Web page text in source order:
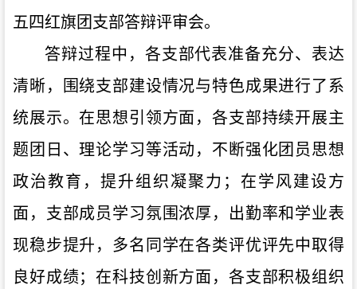
五四红旗团支部答辩评审会。
答辩过程中，各支部代表准备充分、表达
清晰，围绕支部建设情况与特色成果进行了系
统展示。在思想引领方面，各支部持续开展主
题团日、理论学习等活动，不断强化团员思想
政治教育，提升组织凝聚力；在学风建设方
面，支部成员学习氛围浓厚，出勤率和学业表
现稳步提升，多名同学在各类评优评先中取得
良好成绩；在科技创新方面，各支部积极组织